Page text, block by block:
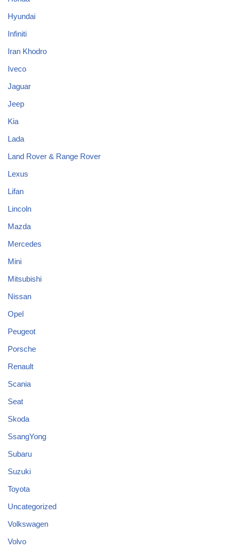
Hyundai
Infiniti
Iran Khodro
Iveco
Jaguar
Jeep
Kia
Lada
Land Rover & Range Rover
Lexus
Lifan
Lincoln
Mazda
Mercedes
Mini
Mitsubishi
Nissan
Opel
Peugeot
Porsche
Renault
Scania
Seat
Skoda
SsangYong
Subaru
Suzuki
Toyota
Uncategorized
Volkswagen
Volvo